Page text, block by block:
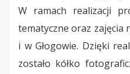
W ramach realizacji
tematyczne oraz zajęcia
i w Głogowie. Dzięki
zostało kółko